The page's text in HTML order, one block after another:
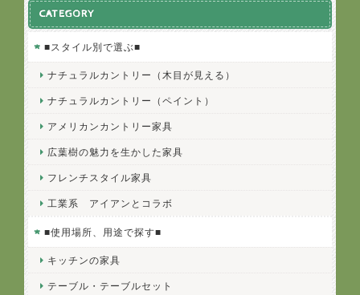
CATEGORY
■スタイル別で選ぶ■
ナチュラルカントリー（木目が見える）
ナチュラルカントリー（ペイント）
アメリカンカントリー家具
広葉樹の魅力を生かした家具
フレンチスタイル家具
工業系 アイアンとコラボ
■使用場所、用途で探す■
キッチンの家具
テーブル・テーブルセット